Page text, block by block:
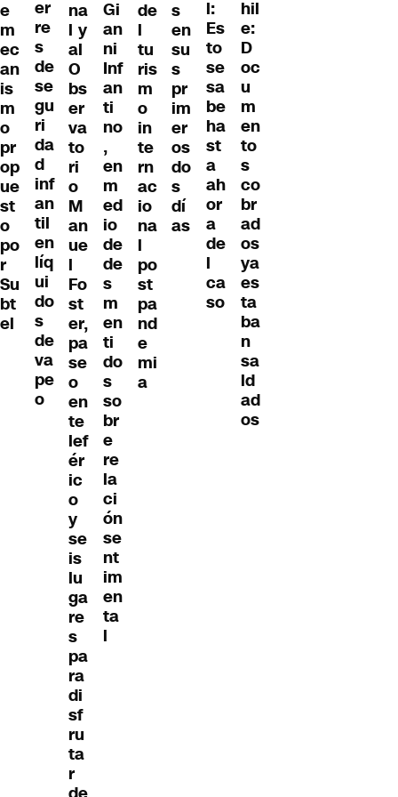
e
m
ec
an
is
m
o
pr
op
ue
st
o
po
r
Su
bt
el
er
re
s
de
se
gu
ri
da
d
inf
an
til
en
líq
ui
do
s
de
va
pe
o
na
l y
al
O
bs
er
va
to
ri
o
M
an
ue
l
Fo
st
er,
pa
se
o
en
te
lef
ér
ic
o
y
se
is
lu
ga
re
s
pa
ra
di
sf
ru
ta
r
Gi
an
ni
Inf
an
ti
no
,
en
m
ed
io
de
de
s
m
en
ti
do
s
so
br
e
re
la
ci
ón
se
nt
im
en
ta
l
de
l
tu
ris
m
o
in
te
rn
ac
io
na
l
po
st
pa
nd
e
mi
a
s
en
su
s
pr
im
er
os
do
s
dí
as
l:
Es
to
se
sa
be
ha
st
a
ah
or
a
de
l
ca
so
hil
e:
D
oc
u
m
en
to
s
co
br
ad
os
ya
es
ta
ba
n
sa
ld
ad
os